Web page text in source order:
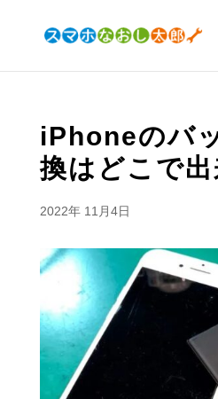
iPhoneのバ
換はどこで出
2022年 11月4日